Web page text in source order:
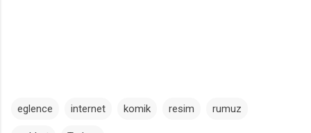
eglence internet komik resim rumuz